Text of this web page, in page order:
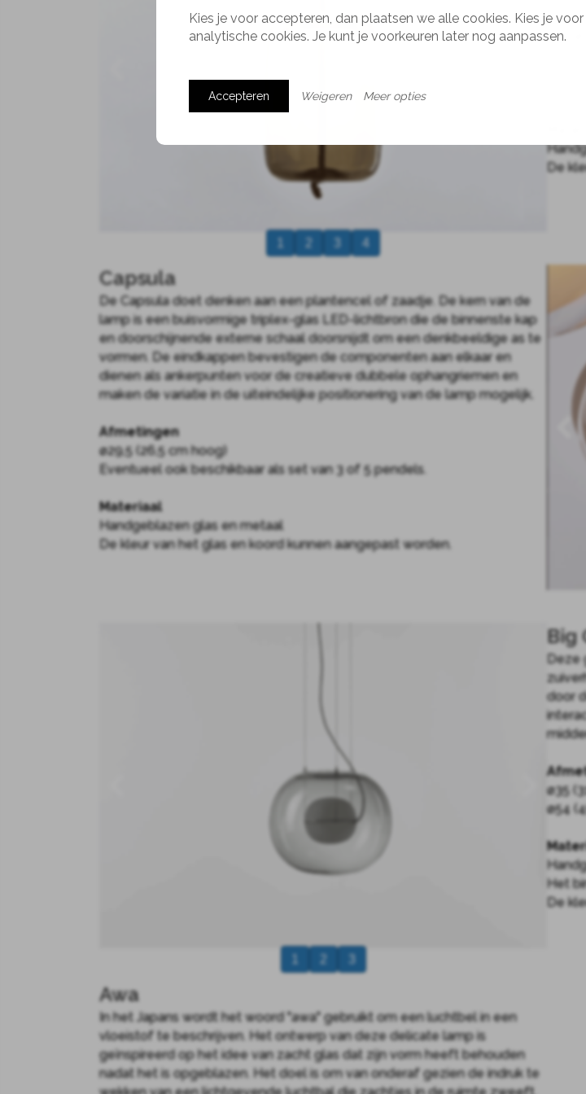
4
De
Capsula
De Capsula doet denken aan een plantencel of zaadje. De kern van de
lamp is een buisvormige triplex-glas LED-lichtbron die de binnenste kap
en doorschijnende externe schaal doorsnijdt om een denkbeeldige as te
vormen. De eindkappen bevestigen de componenten aan elkaar en
dienen als ankerpunten voor de creatieve dubbele ophangriemen en
maken de variatie in de uiteindelijke positionering van de lamp mogelijk.
Afmetingen
ø29,5 (26,5 cm hoog)
Eventueel ook beschikbaar als set van 3 of 5 pendels.
Materiaal
Handgeblazen glas en metaal
De kleur van het glas en koord kunnen aangepast worden.
Big
door
ø35
ø54
Het
De
Awa
In het Japans wordt het woord "awa" gebruikt om een luchtbel in een
vloeistof te beschrijven. Het ontwerp van deze delicate lamp is
geïnspireerd op het idee van zacht glas dat zijn vorm heeft behouden
nadat het is opgeblazen. Het doel is om van onderaf gezien de indruk te
Kies je voor accepteren, dan plaatsen we alle cookies. Kies je
analytische cookies. Je kunt je voorkeuren later nog aanpassen.
Accepteren Weigeren Meer opties